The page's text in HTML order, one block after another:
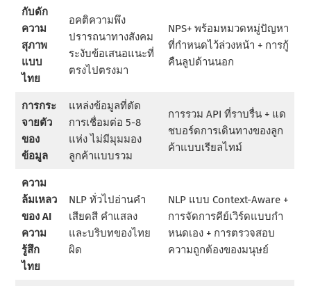
กับดัก
ความ
สุภาพ
แบบ
ไทย
อคติความพึง
ปรารถนาทางสังคม
ระงับข้อเสนอแนะที่
ตรงไปตรงมา
NPS+ พร้อมหมวดหมู่ปัญหา
ที่กําหนดไว้ล่วงหน้า + การกู้
คืนลูปด้านนอก
การกระ
จายตัว
ของ
ข้อมูล
แหล่งข้อมูลที่ตัด
การเชื่อมต่อ 5-8
แห่ง ไม่มีมุมมอง
ลูกค้าแบบรวม
การรวม API ที่ราบรื่น + แด
ชบอร์ดการเดินทางของลูก
ค้าแบบเรียลไทม์
ความ
ล้มเหลว
ของ AI
ความ
รู้สึก
ไทย
NLP ทั่วไปอ่านคํา
เสียดสี คําแสลง
และบริบทของไทย
ผิด
NLP แบบ Context-Aware +
การจัดการคีย์เวิร์ดแบบกํา
หนดเอง + การตรวจสอบ
ความถูกต้องของมนุษย์